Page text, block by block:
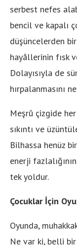
serbest nefes
bencil ve kapalı
düşüncelerden
hayâllerinin fısk
Dolayısıyla de
hırpalanmasını
Meşrû çizgide
sıkıntı ve
Bilhassa henüz
enerji
tek yoldur.
Çocuklar İçin
Oyunda,
Ne var ki, belli